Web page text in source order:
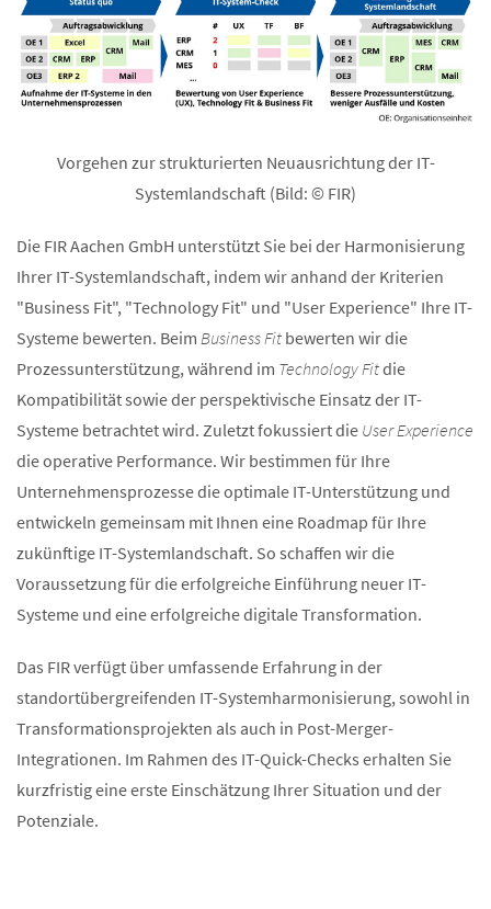
Vorgehen zur strukturierten Neuausrichtung der IT-
Systemlandschaft (Bild: © FIR)
Die FIR Aachen GmbH unterstützt Sie bei der Harmonisierung
Ihrer IT-Systemlandschaft, indem wir anhand der Kriterien
"Business Fit", "Technology Fit" und "User Experience" Ihre IT-
Systeme bewerten. Beim Business Fit bewerten wir die
Prozessunterstützung, während im Technology Fitdie
Kompatibilität sowie der perspektivische Einsatz der IT-
Systeme betrachtet wird. Zuletzt fokussiert die User Experience
die operative Performance. Wir bestimmen für Ihre
Unternehmensprozesse die optimale IT-Unterstützung und
entwickeln gemeinsam mit Ihnen eine Roadmap für Ihre
zukünftige IT-Systemlandschaft. So schaffen wir die
Voraussetzung für die erfolgreiche Einführung neuer IT-
Systeme und eine erfolgreiche digitale Transformation.
Das FIR verfügt über umfassende Erfahrung in der
standortübergreifenden IT-Systemharmonisierung, sowohl in
Transformationsprojekten als auch in Post-Merger-
Integrationen. Im Rahmen des IT-Quick-Checks erhalten Sie
kurzfristig eine erste Einschätzung Ihrer Situation und der
Potenziale.